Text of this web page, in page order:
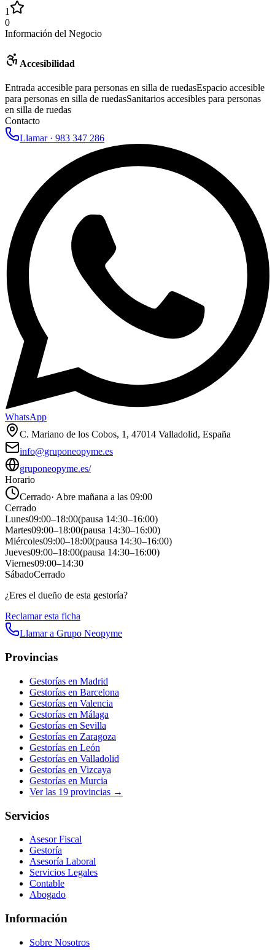
1
0
Información del Negocio
Accesibilidad
Entrada accesible para personas en silla de ruedasEspacio accesible
para personas en silla de ruedasSanitarios accesibles para personas
en silla de ruedas
Contacto
Llamar · 983 347 286
WhatsApp
C. Mariano de los Cobos, 1, 47014 Valladolid, España
info@gruponeopyme.es
gruponeopyme.es/
Horario
Cerrado· Abre mañana a las 09:00
Cerrado
Lunes09:00–18:00(pausa 14:30–16:00)
Martes09:00–18:00(pausa 14:30–16:00)
Miércoles09:00–18:00(pausa 14:30–16:00)
Jueves09:00–18:00(pausa 14:30–16:00)
Viernes09:00–14:30
SábadoCerrado
¿Eres el dueño de esta gestoría?
Reclamar esta ficha
Llamar a Grupo Neopyme
Provincias
Gestorías en Madrid
Gestorías en Barcelona
Gestorías en Valencia
Gestorías en Málaga
Gestorías en Sevilla
Gestorías en Zaragoza
Gestorías en León
Gestorías en Valladolid
Gestorías en Vizcaya
Gestorías en Murcia
Ver las 19 provincias →
Servicios
Asesor Fiscal
Gestoría
Asesoría Laboral
Servicios Legales
Contable
Abogado
Información
Sobre Nosotros